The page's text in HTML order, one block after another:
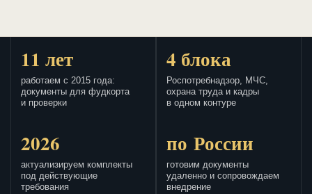
11 лет
работаем с 2015 года:
документы для фудкорта
и проверки
4 блока
Роспотребнадзор, МЧС,
охрана труда и кадры
в одном контуре
2026
актуализируем комплекты
под действующие
требования
по России
готовим документы
удаленно и сопровождаем
внедрение